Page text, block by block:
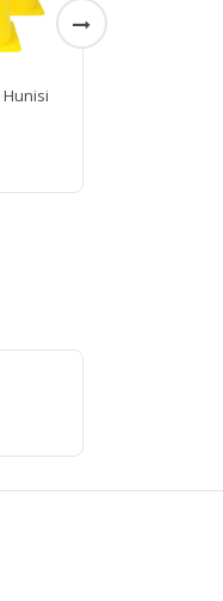
Çivili Slalom Takımı
163 cm x 32 mm